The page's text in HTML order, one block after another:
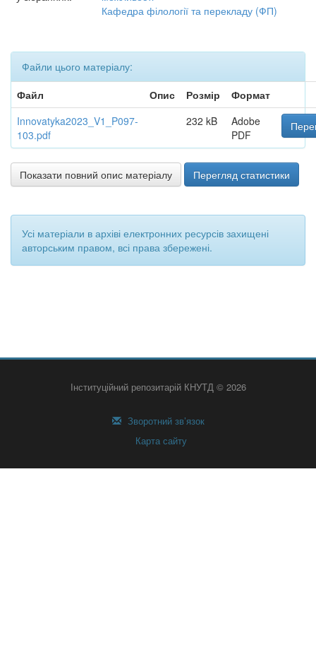
Кафедра філології та перекладу (ФП)
Файли цього матеріалу:
Файл
Опис Розмір
Формат
Innovatyka2023_V1_P097-
103.pdf
232 kB
Adobe
PDF
Показати повний опис матеріалу Перегляд статистики
Усі матеріали в архіві електронних ресурсів захищені
авторським правом, всі права збережені.
Інституційний репозитарій КНУТД © 2026
Зворотний зв’язок
Карта сайту